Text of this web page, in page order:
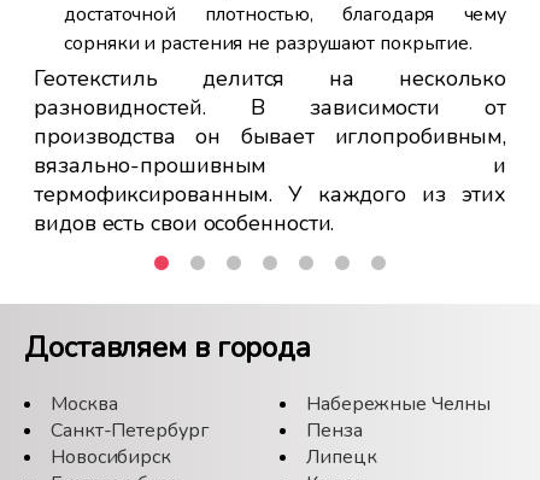
достаточной плотностью, благодаря чему
сорняки и растения не разрушают покрытие.
Геотекстиль делится на несколько
разновидностей. В зависимости от
производства он бывает иглопробивным,
вязально-прошивным и
термофиксированным. У каждого из этих
видов есть свои особенности.
Доставляем в города
Москва
Санкт-Петербург
Новосибирск
Набережные Челны
Пенза
Липецк